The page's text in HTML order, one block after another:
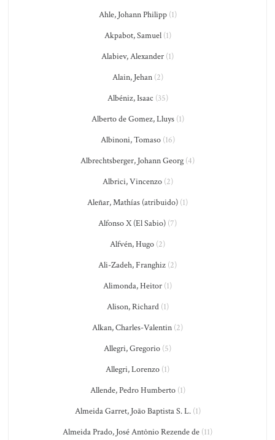
Ahle, Johann Philipp(1)
Akpabot, Samuel(1)
Alabiev, Alexander (1)
Alain, Jehan(2)
Albéniz, Isaac (35)
Alberto de Gomez, Lluys(1)
Albinoni, Tomaso(16)
Albrechtsberger, Johann Georg (4)
Albrici, Vincenzo(2)
Aleñar, Mathías (atribuido) (1)
Alfonso X (El Sabio) (7)
Alfvén, Hugo (2)
Ali-Zadeh, Franghiz (2)
Alimonda, Heitor (1)
Alison, Richard(1)
Alkan, Charles-Valentin (2)
Allegri, Gregorio (5)
Allegri, Lorenzo (1)
Allende, Pedro Humberto(1)
Almeida Garret, João Baptista S. L.(1)
Almeida Prado, José Antônio Rezende de (11)